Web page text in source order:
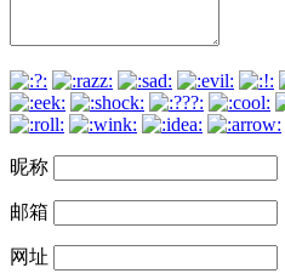
昵称
邮箱
网址